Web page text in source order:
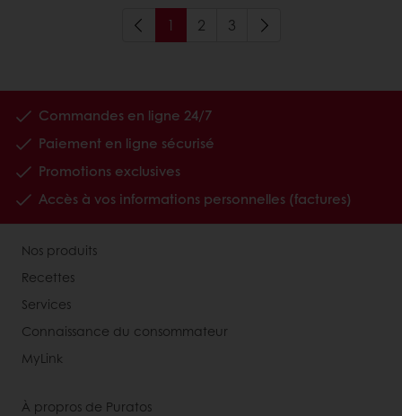
1 2 3
Commandes en ligne 24/7
Paiement en ligne sécurisé
Promotions exclusives
Accès à vos informations personnelles (factures)
Nos produits
Recettes
Services
Connaissance du consommateur
MyLink
À propros de Puratos